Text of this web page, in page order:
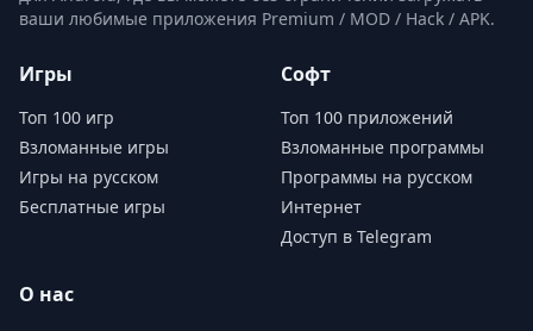
ваши любимые приложения Premium / MOD / Hack / APK.
Игры
Топ 100 игр
Взломанные игры
Игры на русском
Бесплатные игры
Софт
Топ 100 приложений
Взломанные программы
Программы на русском
Интернет
Доступ в Telegram
О нас